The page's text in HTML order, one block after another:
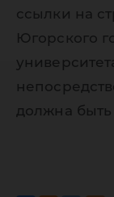
ссылки на
Югорского
должна